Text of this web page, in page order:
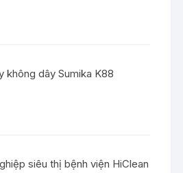
không dây Sumika K88
siêu thị bệnh viện HiClean